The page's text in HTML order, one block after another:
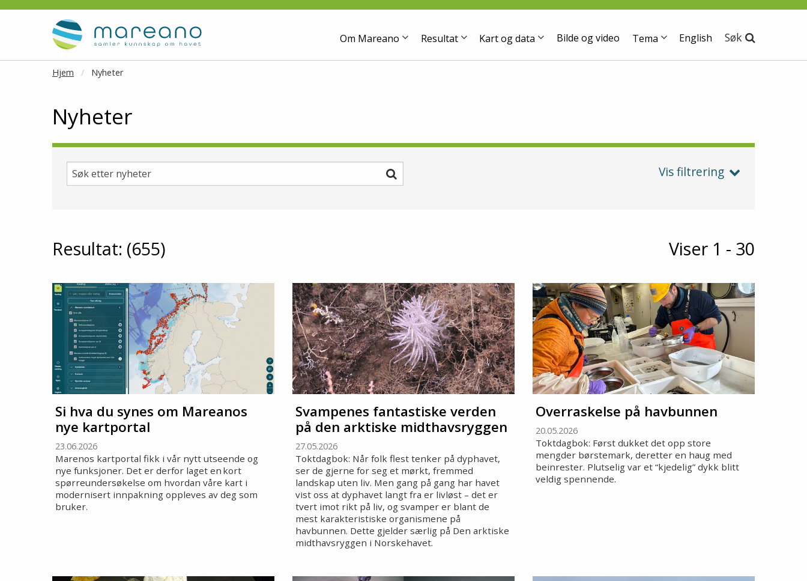
Gå til hovedinnhold
Om Mareano Resultat Kart og data Bilde og video Tema English Søk
Hjem Nyheter
Nyheter
Søk etter nyheter Søk Vis filtrering
Resultat: (655) Viser 1 - 30
Si hva du synes om Mareanos
nye kartportal
23.06.2026
Marenos kartportal fikk i vår nytt utseende og
nye funksjoner. Det er derfor laget en kort
spørreundersøkelse om hvordan våre kart i
modernisert innpakning oppleves av deg som
bruker.
Svampenes fantastiske verden
på den arktiske midthavsryggen
27.05.2026
Toktdagbok: Når folk flest tenker på dyphavet,
ser de gjerne for seg et mørkt, fremmed
landskap uten liv. Men gang på gang har havet
vist oss at dyphavet langt fra er livløst – det er
tvert imot rikt på liv, og svamper er blant de
mest karakteristiske organismene på
havbunnen. Dette gjelder særlig på Den arktiske
midthavsryggen i Norskehavet.
Overraskelse på havbunnen
20.05.2026
Toktdagbok: Først dukket det opp store
mengder børstemark, deretter en haug med
beinrester. Plutselig var et “kjedelig” dykk blitt
veldig spennende.